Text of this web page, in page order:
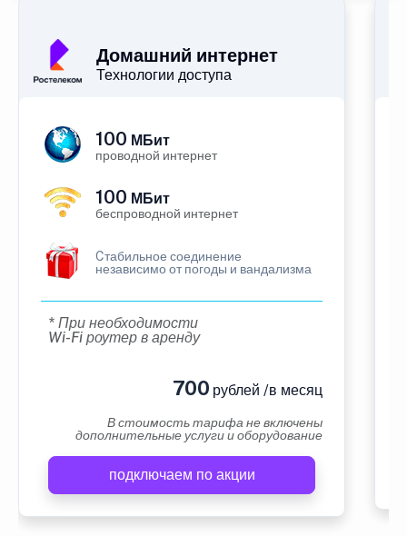
Домашний интернет
Технологии доступа
100 МБит
проводной интернет
100 МБит
беспроводной интернет
Cтабильное соединение
независимо от погоды и вандализма
* При необходимости
Wi-Fi роутер в аренду
700 рублей /в месяц
В стоимость тарифа не включены
дополнительные услуги и оборудование
подключаем по акции